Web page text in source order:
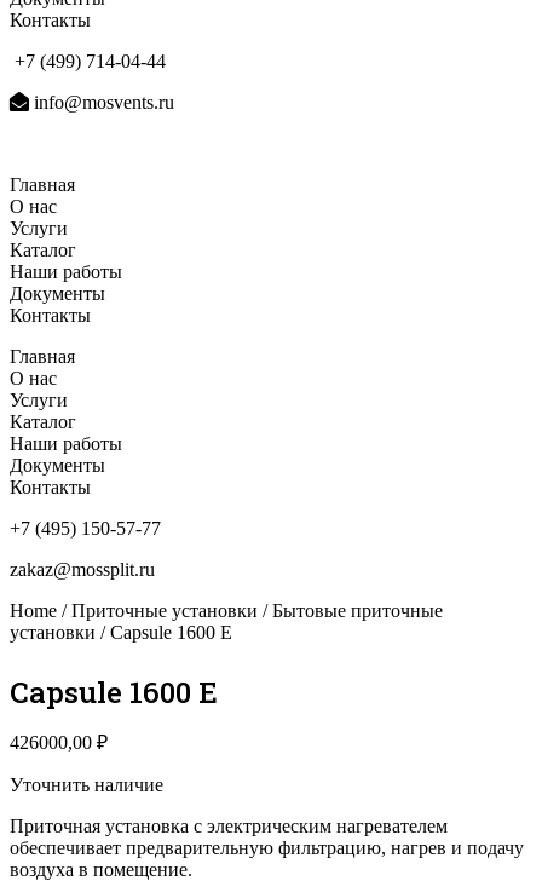
Контакты
+7 (499) 714-04-44
info@mosvents.ru
Главная
О нас
Услуги
Каталог
Наши работы
Документы
Контакты
Главная
О нас
Услуги
Каталог
Наши работы
Документы
Контакты
+7 (495) 150-57-77
zakaz@mossplit.ru
Home /Приточные установки /Бытовые приточные
установки / Capsule 1600 E
Capsule 1600 E
426000,00 ₽
Уточнить наличие
Приточная установка с электрическим нагревателем
обеспечивает предварительную фильтрацию, нагрев и подачу
воздуха в помещение.